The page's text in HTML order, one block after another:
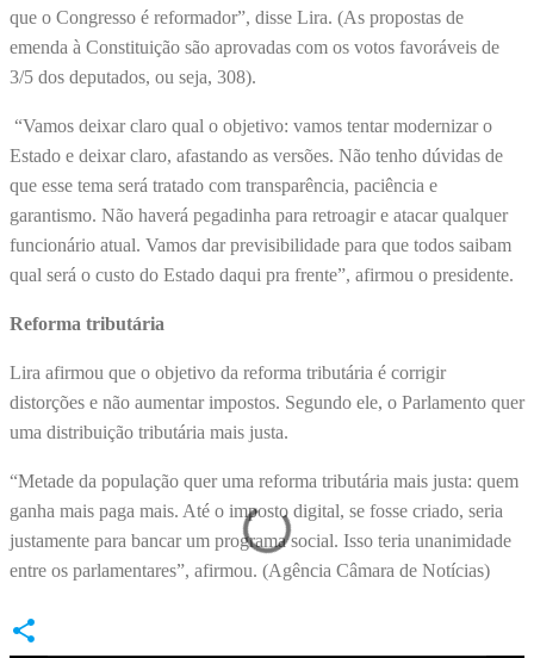
que o Congresso é reformador”, disse Lira. (As propostas de
emenda à Constituição são aprovadas com os votos favoráveis de
3/5 dos deputados, ou seja, 308).
“Vamos deixar claro qual o objetivo: vamos tentar modernizar o
Estado e deixar claro, afastando as versões. Não tenho dúvidas de
que esse tema será tratado com transparência, paciência e
garantismo. Não haverá pegadinha para retroagir e atacar qualquer
funcionário atual. Vamos dar previsibilidade para que todos saibam
qual será o custo do Estado daqui pra frente”, afirmou o presidente.
Reforma tributária
Lira afirmou que o objetivo da reforma tributária é corrigir
distorções e não aumentar impostos. Segundo ele, o Parlamento quer
uma distribuição tributária mais justa.
“Metade da população quer uma reforma tributária mais justa: quem
ganha mais paga mais. Até o imposto digital, se fosse criado, seria
justamente para bancar um programa social. Isso teria unanimidade
entre os parlamentares”, afirmou. (Agência Câmara de Notícias)